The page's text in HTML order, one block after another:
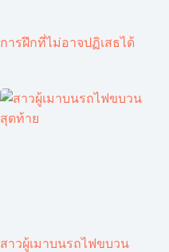
การฝึกที่ไม่อาจปฏิเสธได้
สาวผู้เมาบนรถไฟขบวน